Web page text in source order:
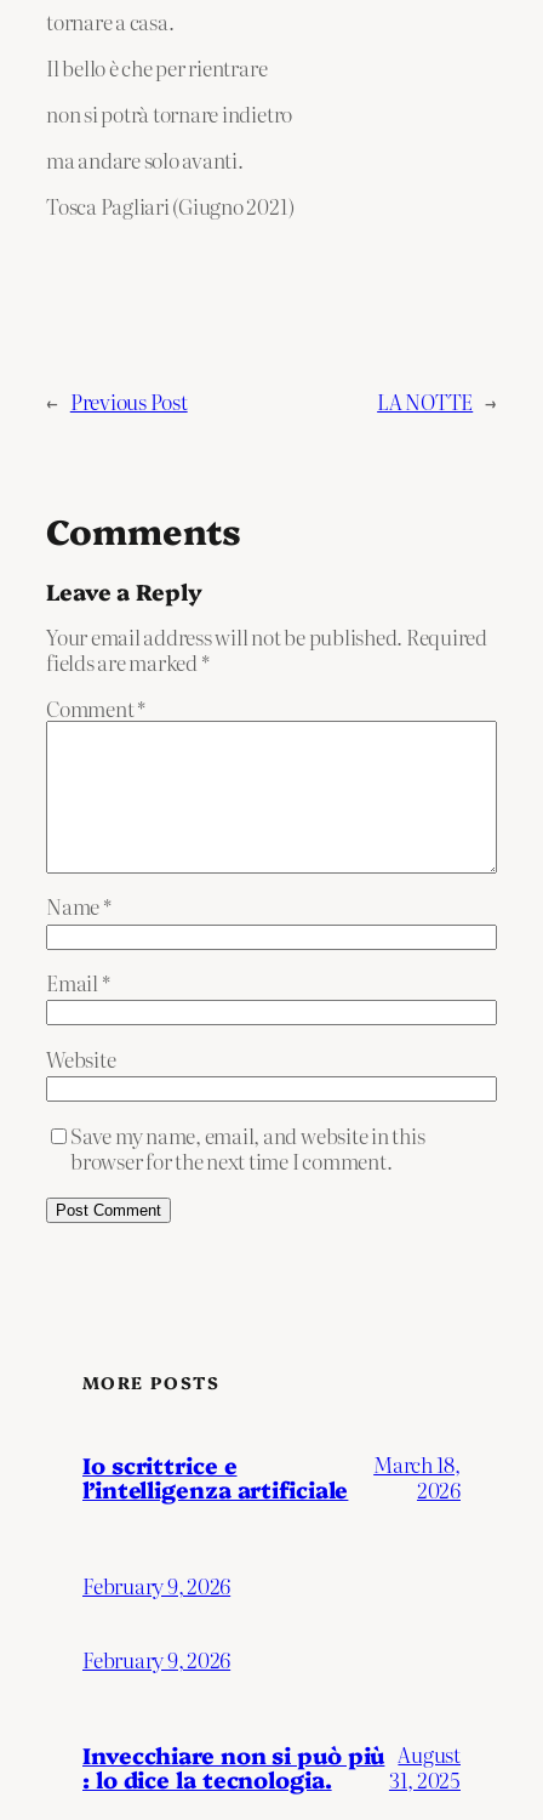
tornare a casa.
Il bello è che per rientrare
non si potrà tornare indietro
ma andare solo avanti.
Tosca Pagliari (Giugno 2021)
← Previous Post LA NOTTE →
Comments
Leave a Reply
Your email address will not be published. Required
fields are marked *
Comment*
Name*
Email *
Website
Save my name, email, and website in this
browser for the next time I comment.
MORE POSTS
Io scrittrice e
l’intelligenza artificiale
March 18,
2026
February 9, 2026
February 9, 2026
Invecchiare non si può più
: lo dice la tecnologia.
August
31, 2025